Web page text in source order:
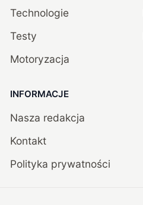
Technologie
Testy
Motoryzacja
INFORMACJE
Nasza redakcja
Kontakt
Polityka prywatności